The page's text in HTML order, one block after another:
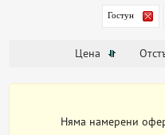
Гостун
Цена
Няма намерени